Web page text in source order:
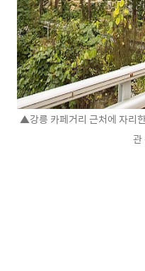
▲강릉 카페거리 근처에 자리
관